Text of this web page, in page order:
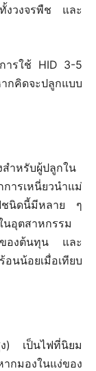
งวงจรพืช และ
ารใช้ HID 3-5
คิดจะปลูกแบบ
สำหรับผู้ปลูกใน
ารเหนี่ยวนำแม่
ชนิดนี้มีหลาย ๆ
อุตสาหกรรม
ของต้นทุน และ
นน้อยเมื่อเทียบ
) เป็นไฟที่นิยม
มองในแง่ของ